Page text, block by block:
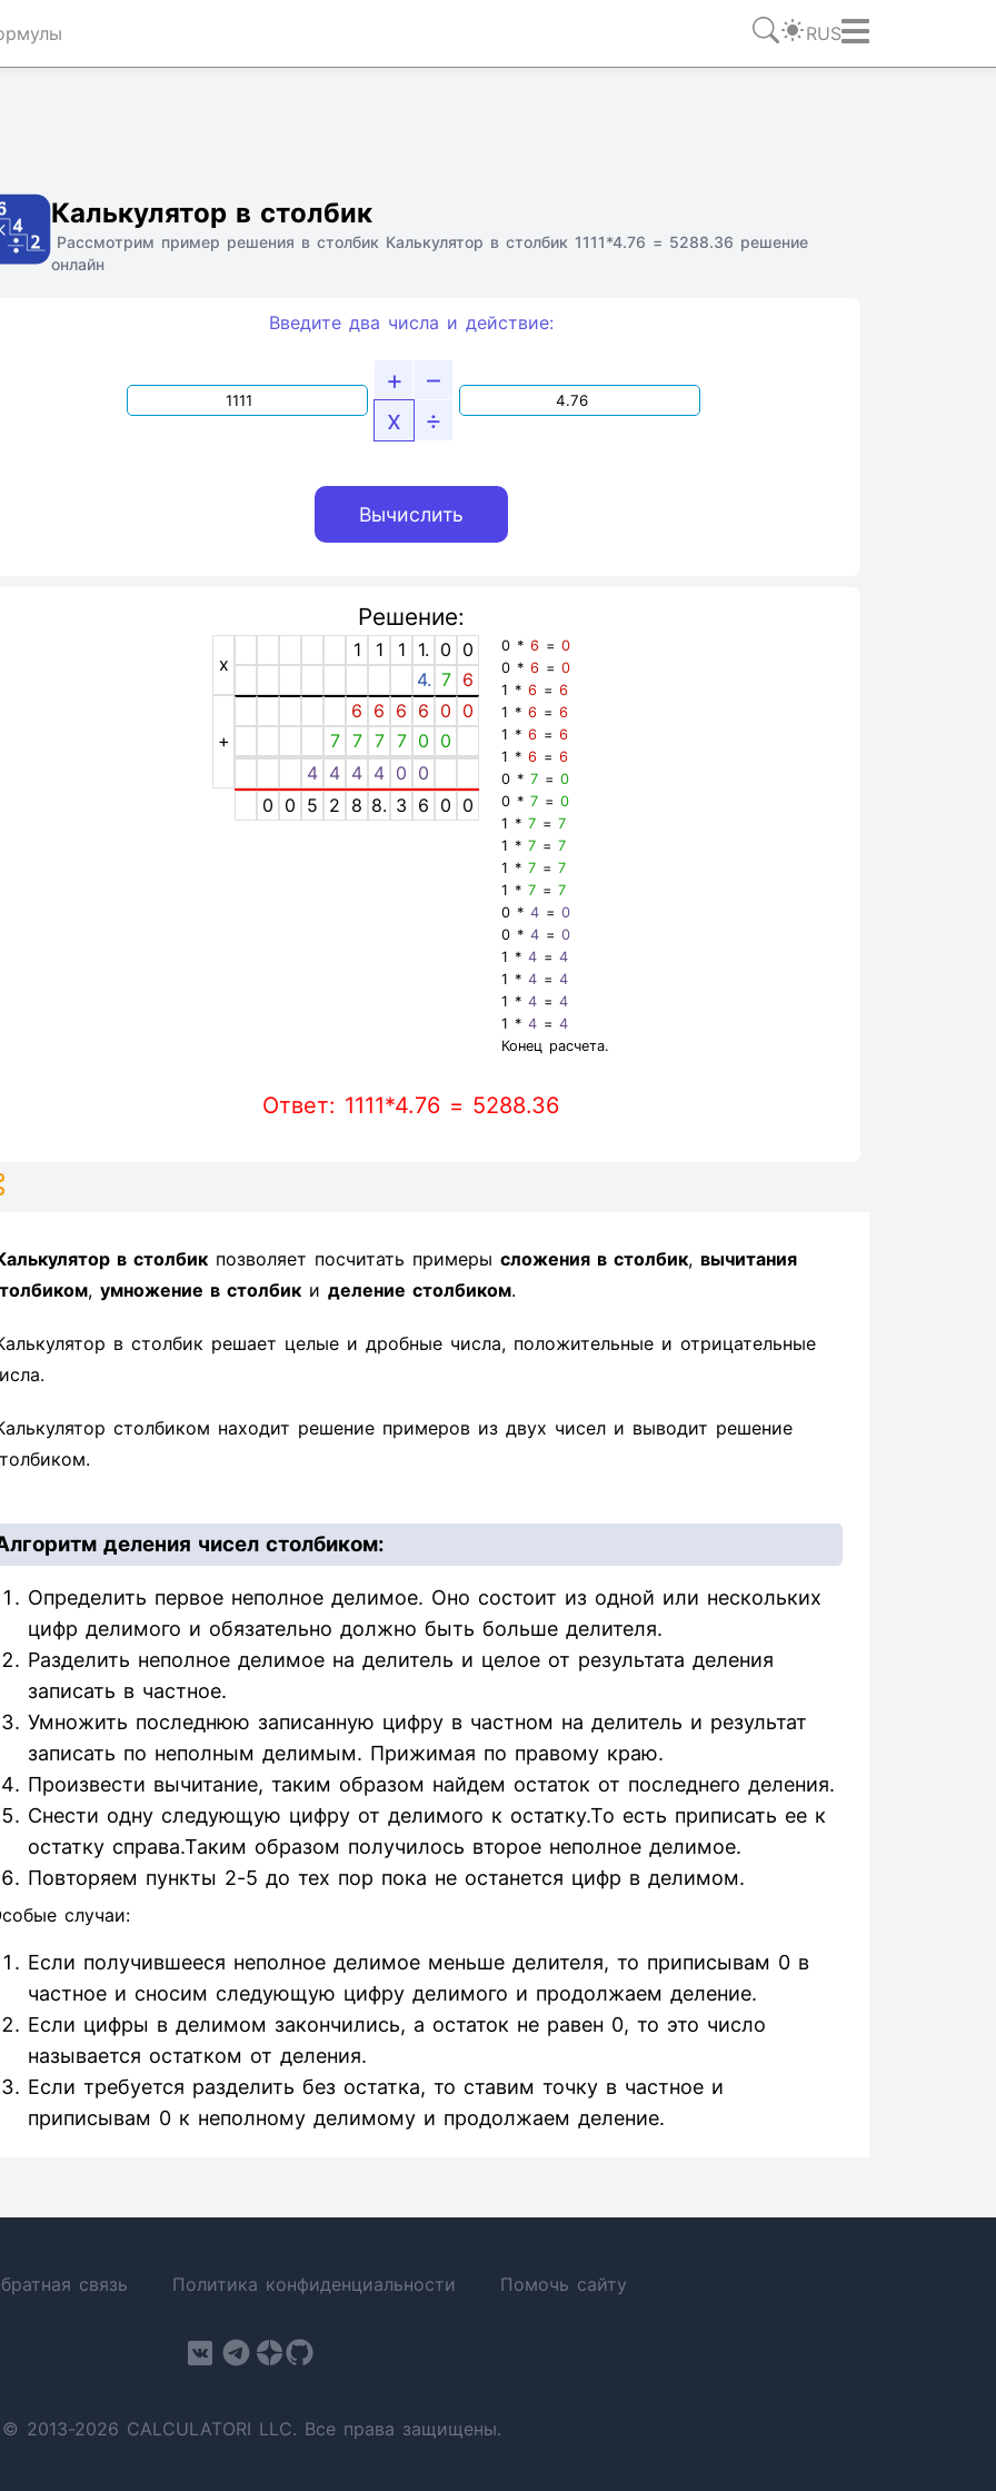
RUS
Калькулятор в столбик
Рассмотрим пример решения в столбик Калькулятор в столбик 1111*4.76 = 5288.36 решение
онлайн
Введите два числа и действие:
+
–
x
÷
Решение:
x
1 1 1 1. 0 0
4. 7 6
+
6 6 6 6 0 0
7 7 7 7 0 0
4 4 4 4 0 0
0 0 5 2 8 8. 3 6 0 0
0 *6 =0
0 *6 =0
1 *6 =6
1 *6 =6
1 *6 =6
1 *6 =6
0 *7 =0
0 *7 =0
1 *7 =7
1 *7 =7
1 *7 =7
1 *7 =7
0 *4 =0
0 *4 =0
1 *4 =4
1 *4 =4
1 *4 =4
1 *4 =4
Конец расчета.
Ответ: 1111*4.76 = 5288.36
в столбик позволяет посчитать примеры сложения в столбик, вычитания
, умножение в столбик и деление столбиком.
в столбик решает целые и дробные числа, положительные и отрицательные
столбиком находит решение примеров из двух чисел и выводит решение
деления чисел столбиком:
Определить первое неполное делимое. Оно состоит из одной или нескольких
цифр делимого и обязательно должно быть больше делителя.
Разделить неполное делимое на делитель и целое от результата деления
записать в частное.
Умножить последнюю записанную цифру в частном на делитель и результат
записать по неполным делимым. Прижимая по правому краю.
Произвести вычитание, таким образом найдем остаток от последнего деления.
Снести одну следующую цифру от делимого к остатку.То есть приписать ее к
остатку справа.Таким образом получилось второе неполное делимое.
Повторяем пункты 2-5 до тех пор пока не останется цифр в делимом.
случаи:
Если получившееся неполное делимое меньше делителя, то приписывам 0 в
частное и сносим следующую цифру делимого и продолжаем деление.
Если цифры в делимом закончились, а остаток не равен 0, то это число
называется остатком от деления.
Если требуется разделить без остатка, то ставим точку в частное и
приписывам 0 к неполному делимому и продолжаем деление.
связь Политика конфиденциальности Помочь сайту
© 2013-2026 CALCULATORI LLC. Все права защищены.